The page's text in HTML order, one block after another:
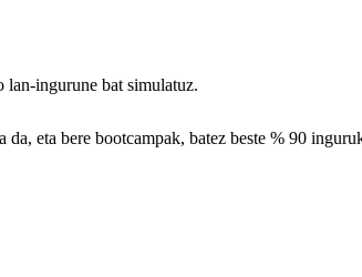
ingurune bat simulatuz.
eta bere bootcampak, batez beste % 90